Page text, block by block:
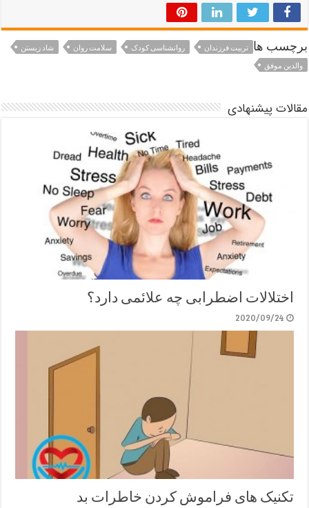
برچسب ها تربیت فرزندان روانشناسی کودک سلامت روان
شاد زیستن
والدین موفق
مقالات پیشنهادی
اختلالات اضطرابی چه علائمی دارد؟
2020/09/24
تکنیک های فراموش کردن خاطرات بد